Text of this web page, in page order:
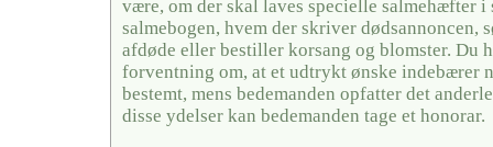
være, om der skal laves specielle salmehæfter i
salmebogen, hvem der skriver
afdøde eller bestiller korsang og blomster. Du
forventning om, at et udtrykt ønske indebærer
bestemt, mens bedemanden opfatter det
disse ydelser kan bedemanden tage et honorar.